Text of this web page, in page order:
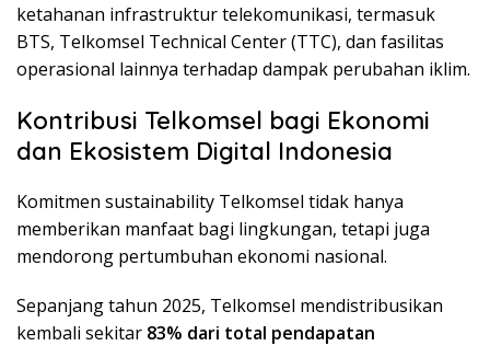
ketahanan infrastruktur telekomunikasi, termasuk
BTS, Telkomsel Technical Center (TTC), dan fasilitas
operasional lainnya terhadap dampak perubahan iklim.
Kontribusi Telkomsel bagi Ekonomi
dan Ekosistem Digital Indonesia
Komitmen sustainability Telkomsel tidak hanya
memberikan manfaat bagi lingkungan, tetapi juga
mendorong pertumbuhan ekonomi nasional.
Sepanjang tahun 2025, Telkomsel mendistribusikan
kembali sekitar 83% dari total pendapatan